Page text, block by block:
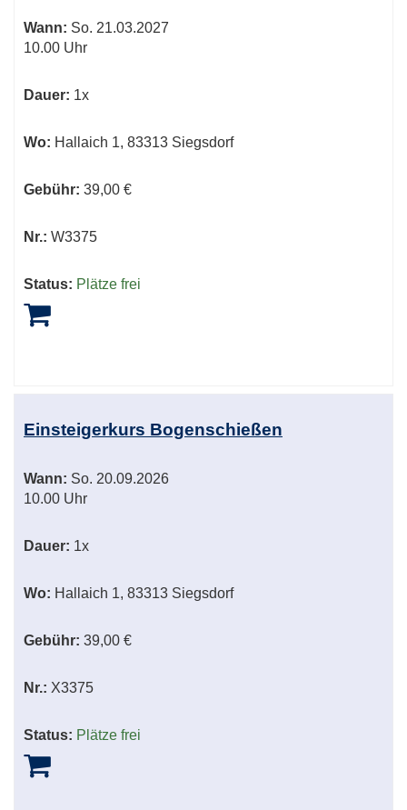
werden.
Wann: So. 21.03.2027
10.00 Uhr
Dauer: 1x
Wo: Hallaich 1, 83313 Siegsdorf
Gebühr: 39,00 €
Nr.: W3375
Status: Plätze frei
Einsteigerkurs Bogenschießen
Wann: So. 20.09.2026
10.00 Uhr
Dauer: 1x
Wo: Hallaich 1, 83313 Siegsdorf
Gebühr: 39,00 €
Nr.: X3375
Status: Plätze frei